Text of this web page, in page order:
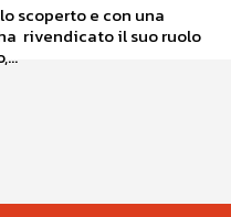
scoperto e con una
rivendicato il suo ruolo